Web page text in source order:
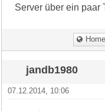
Server über ein paar
jandb1980
07.12.2014, 10:06